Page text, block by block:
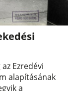
Ezredévi
alapításának
a